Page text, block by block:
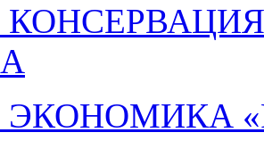
ЭКОНОМИКА